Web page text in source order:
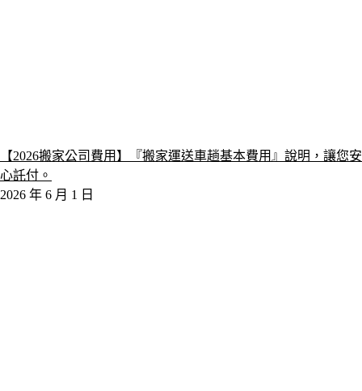
【2026搬家公司費用】『搬家運送車趟基本費用』說明，讓您安
心託付。
2026 年 6 月 1 日